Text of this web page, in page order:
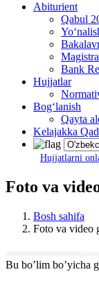
Abiturient
Qabul
Bank
Hujjatlar
Bog‘lanish
Qayta
Kelajakka
Hujjatlarni
Foto va
Bosh sahifa
Foto va video
Bu boʼlim boʼyicha